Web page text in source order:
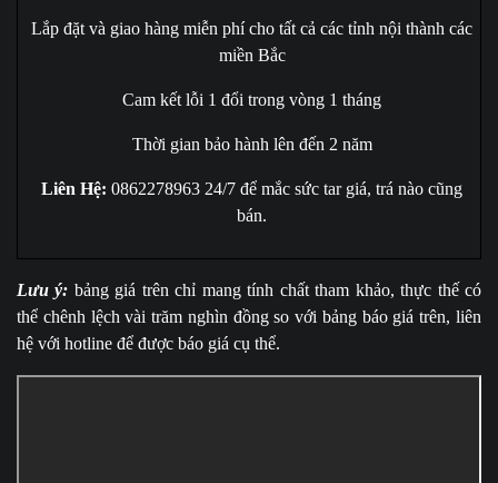
Lắp đặt và giao hàng miễn phí cho tất cả các tỉnh nội thành các
miền Bắc
Cam kết lỗi 1 đổi trong vòng 1 tháng
Thời gian bảo hành lên đến 2 năm
Liên Hệ: 0862278963 24/7 để mắc sức tar giá, trá nào cũng
bán.
Lưu ý: bảng giá trên chỉ mang tính chất tham khảo, thực thế có
thể chênh lệch vài trăm nghìn đồng so với bảng báo giá trên, liên
hệ với hotline để được báo giá cụ thể.